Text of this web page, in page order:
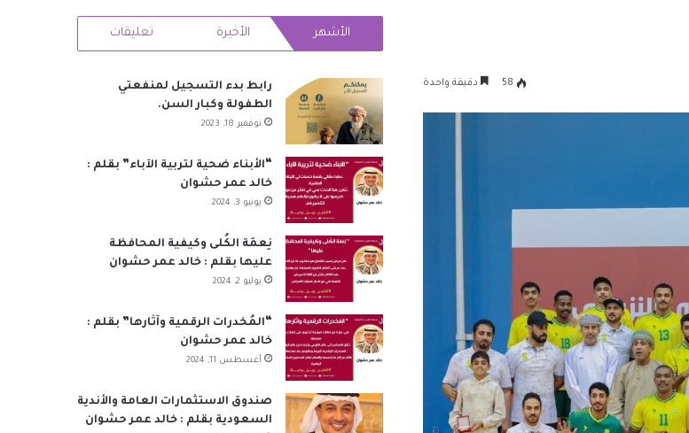
58 دقيقة واحدة
RSS
الأشهر الأخيرة تعليقات
رابط بدء التسجيل لمنفعتي
الطفولة وكبار السن.
نوفمبر 18, 2023
“الأبناء ضحية لتربية الآباء” بقلم :
خالد عمر حشوان
يونيو 3, 2024
نِعمَة الكُلى وكيفية المحافظة
عليها بقلم : خالد عمر حشوان
يوليو 2, 2024
“المُخدرات الرقمية وآثارها” بقلم :
خالد عمر حشوان
أغسطس 11, 2024
صندوق الاستثمارات العامة والأندية
السعودية بقلم : خالد عمر حشوان